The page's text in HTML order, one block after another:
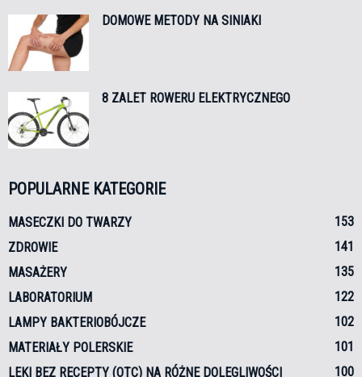
DOMOWE METODY NA SINIAKI
8 ZALET ROWERU ELEKTRYCZNEGO
POPULARNE KATEGORIE
MASECZKI DO TWARZY
153
ZDROWIE
141
MASAŻERY
135
LABORATORIUM
122
LAMPY BAKTERIOBÓJCZE
102
MATERIAŁY POLERSKIE
101
LEKI BEZ RECEPTY (OTC) NA RÓŻNE DOLEGLIWOŚCI
100